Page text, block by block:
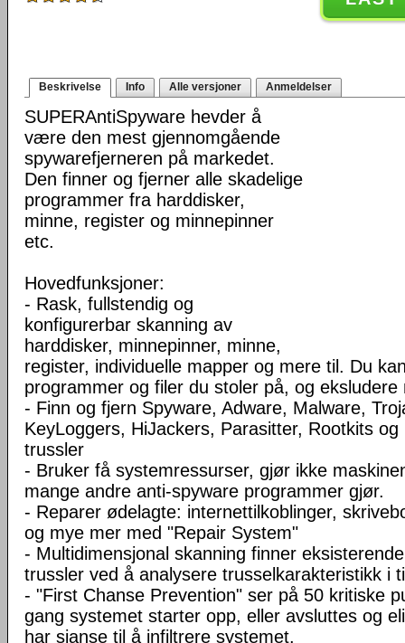
Beskrivelse Info Alle versjoner Anmeldelser
SUPERAntiSpyware hevder å
være den mest gjennomgående
spywarefjerneren på markedet.
Den finner og fjerner alle skadelige
programmer fra harddisker,
minne, register og minnepinner
etc.
Hovedfunksjoner:
- Rask, fullstendig og
konfigurerbar skanning av
harddisker, minnepinner, minne,
register, individuelle mapper og mere til. Du
programmer og filer du stoler på, og eksludere
- Finn og fjern Spyware, Adware, Malware,
KeyLoggers, HiJackers, Parasitter, Rootkits
trussler
- Bruker få systemressurser, gjør ikke
mange andre anti-spyware programmer gjør.
- Reparer ødelagte: internettilkoblinger,
og mye mer med "Repair System"
- Multidimensjonal skanning finner
trussler ved å analysere trusselkarakteristikk i
- "First Chanse Prevention" ser på 50 kritiske
gang systemet starter opp, eller avsluttes og
har sjanse til å infiltrere systemet.